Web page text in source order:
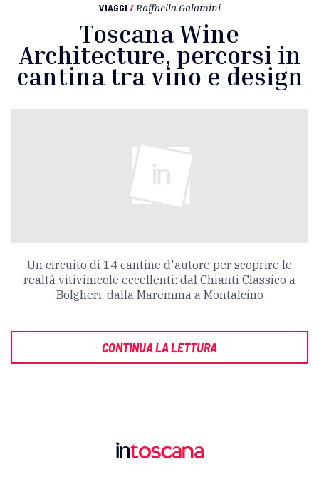
VIAGGI / Raffaella Galamini
Toscana Wine
Architecture, percorsi in
cantina tra vino e design
Un circuito di 14 cantine d'autore per scoprire le
realtà vitivinicole eccellenti: dal Chianti Classico a
Bolgheri, dalla Maremma a Montalcino
CONTINUA LA LETTURA